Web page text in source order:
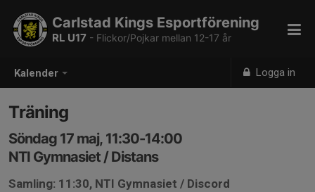
Kalender Logga in
Carlstad Kings Esportförening
RL U17 - Flickor/Pojkar mellan 12-17 år
Träning
Söndag 17 maj, 11:30-14:00
NTI Gymnasiet / Distans
Samling: 11:30, NTI Gymnasiet / Discord